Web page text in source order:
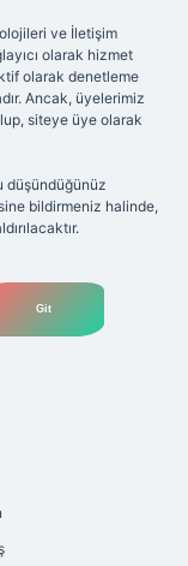
ve İletişim
olarak hizmet
olarak denetleme
Ancak, üyelerimiz
siteye üye olarak
düşündüğünüz
bildirmeniz halinde,